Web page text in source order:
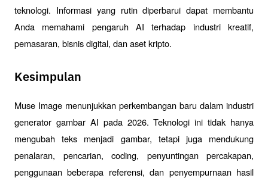
teknologi. Informasi yang rutin diperbarui dapat membantu
Anda memahami pengaruh AI terhadap industri kreatif,
pemasaran, bisnis digital, dan aset kripto.
Kesimpulan
Muse Image menunjukkan perkembangan baru dalam industri
generator gambar AI pada 2026. Teknologi ini tidak hanya
mengubah teks menjadi gambar, tetapi juga mendukung
penalaran, pencarian, coding, penyuntingan percakapan,
penggunaan beberapa referensi, dan penyempurnaan hasil